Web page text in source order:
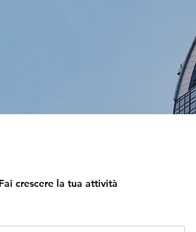
Fai crescere la tua attività